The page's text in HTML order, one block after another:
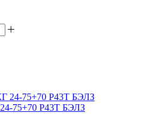
75+70 P43T БЭЛЗ